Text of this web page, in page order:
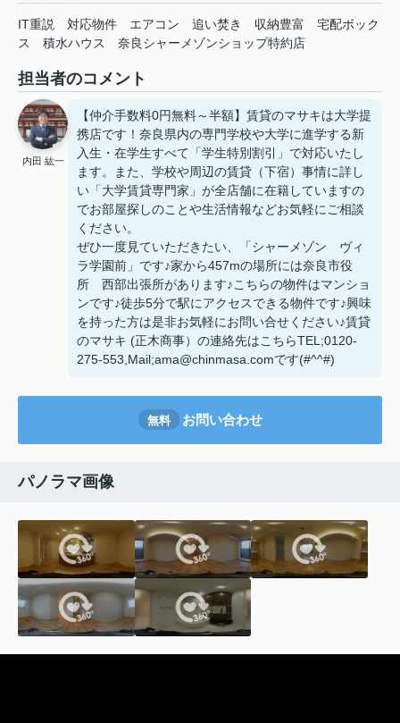
IT重説 対応物件 エアコン 追い焚き 収納豊富
宅配ボック
ス
積水ハウス 奈良シャーメゾンショップ特約店
担当者のコメント
内田 紘一
【仲介手数料0円無料～半額】賃貸のマサキは大学提
携店です！奈良県内の専門学校や大学に進学する新
入生・在学生すべて「学生特別割引」で対応いたし
ます。また、学校や周辺の賃貸（下宿）事情に詳し
い「大学賃貸専門家」が全店舗に在籍していますの
でお部屋探しのことや生活情報などお気軽にご相談
ください。
ぜひ一度見ていただきたい、「シャーメゾン ヴィ
ラ学園前」です♪家から457mの場所には奈良市役
所 西部出張所があります♪こちらの物件はマンショ
ンです♪徒歩5分で駅にアクセスできる物件です♪興味
を持った方は是非お気軽にお問い合せください♪賃貸
のマサキ (正木商事）の連絡先はこちらTEL;0120-
275-553,Mail;ama@chinmasa.comです(#^^#)
無料 お問い合わせ
パノラマ画像